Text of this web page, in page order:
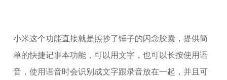
小米这个功能直接就是照抄了锤子的闪念胶囊，提供简
单的快捷记事本功能，可以用文字，也可以长按使用语
音，使用语音时会识别成文字跟录音放在一起，并且可